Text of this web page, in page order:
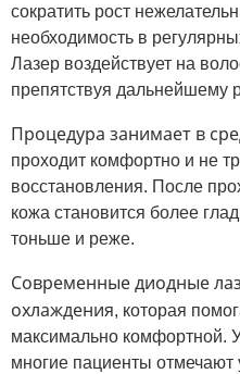
сократить рост
необходимость в
Лазер воздействует на
препятствуя дальнейшему
Процедура занимает в
проходит комфортно и не
восстановления. После
кожа становится более
тоньше и реже.
Современные диодные
охлаждения, которая
максимально комфортной.
многие пациенты